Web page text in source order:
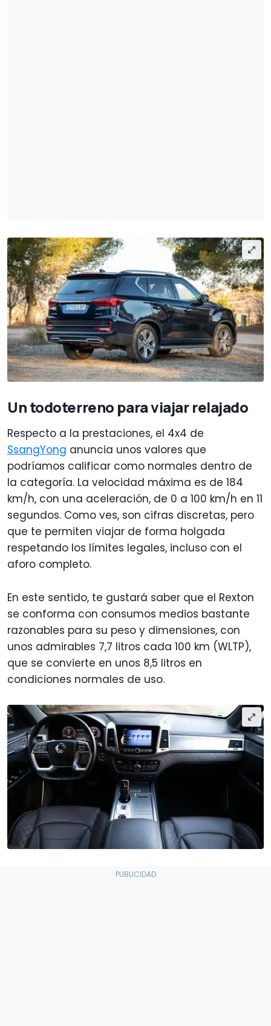
Un todoterreno para viajar relajado
Respecto a la prestaciones, el 4x4 de
SsangYong anuncia unos valores que
podríamos calificar como normales dentro de
la categoría. La velocidad máxima es de 184
km/h, con una aceleración, de 0 a 100 km/h en 11
segundos. Como ves, son cifras discretas, pero
que te permiten viajar de forma holgada
respetando los límites legales, incluso con el
aforo completo.
En este sentido, te gustará saber que el Rexton
se conforma con consumos medios bastante
razonables para su peso y dimensiones, con
unos admirables 7,7 litros cada 100 km (WLTP),
que se convierte en unos 8,5 litros en
condiciones normales de uso.